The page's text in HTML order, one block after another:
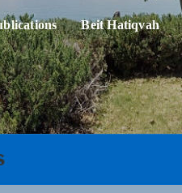
Beit Hatiqvah